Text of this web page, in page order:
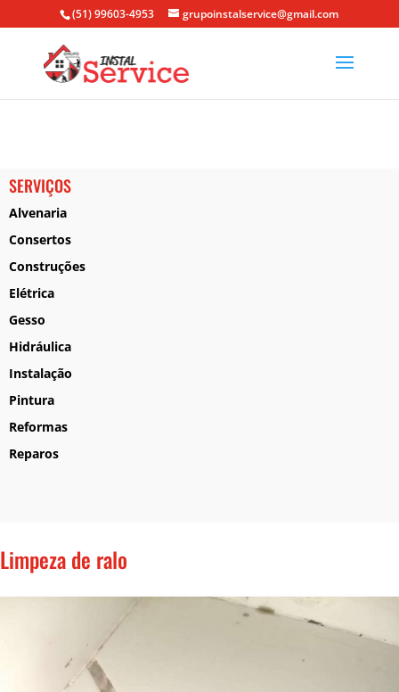
(51) 99603-4953 grupoinstalservice@gmail.com
SERVIÇOS
Alvenaria
Consertos
Construções
Elétrica
Gesso
Hidráulica
Instalação
Pintura
Reformas
Reparos
Limpeza de ralo